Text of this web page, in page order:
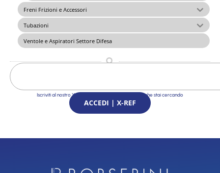
Freni Frizioni e Accessori
Tubazioni
Ventole e Aspiratori Settore Difesa
Iscriviti al nostro X-Ref Service e trova le Soluzioni che stai cercando
ACCEDI | X-REF